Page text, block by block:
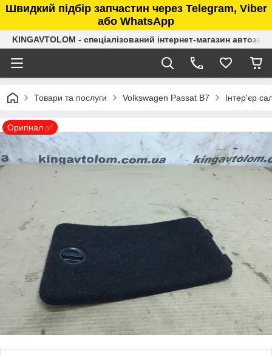
Швидкий підбір запчастин через Telegram, Viber
або WhatsApp
KINGAVTOLOM - спеціалізований інтернет-магазин
Товари та послуги Volkswagen Passat B7 Інтер'єр
Оригінал ✅